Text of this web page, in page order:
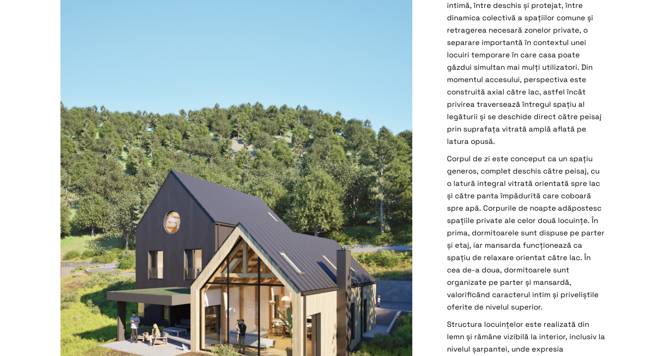
intimă, între deschis și protejat, între
dinamica colectivă a spațiilor comune și
retragerea necesară zonelor private, o
separare importantă în contextul unei
locuiri temporare în care casa poate
găzdui simultan mai mulți utilizatori. Din
momentul accesului, perspectiva este
construită axial către lac, astfel încât
privirea traversează întregul spațiu al
legăturii și se deschide direct către peisaj
prin suprafața vitrată amplă aflată pe
latura opusă.
Corpul de zi este conceput ca un spațiu
generos, complet deschis către peisaj, cu
o latură integral vitrată orientată spre lac
și către panta împădurită care coboară
spre apă. Corpurile de noapte adăpostesc
spațiile private ale celor două locuințe. În
prima, dormitoarele sunt dispuse pe parter
și etaj, iar mansarda funcționează ca
spațiu de relaxare orientat către lac. În
cea de-a doua, dormitoarele sunt
organizate pe parter și mansardă,
valorificând caracterul intim și priveliștile
oferite de nivelul superior.
Structura locuințelor este realizată din
lemn și rămâne vizibilă la interior, inclusiv la
nivelul șarpantei, unde expresia